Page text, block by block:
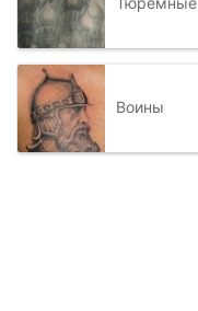
Воины